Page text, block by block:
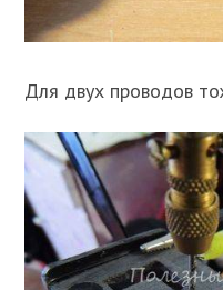
Для двух проводов